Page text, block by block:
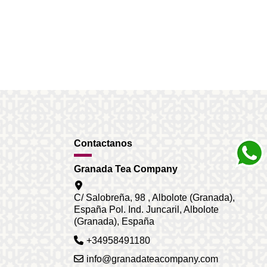
Contactanos
Granada Tea Company
C/ Salobreña, 98 , Albolote (Granada),
España Pol. Ind. Juncaril, Albolote
(Granada), España
+34958491180
info@granadateacompany.com